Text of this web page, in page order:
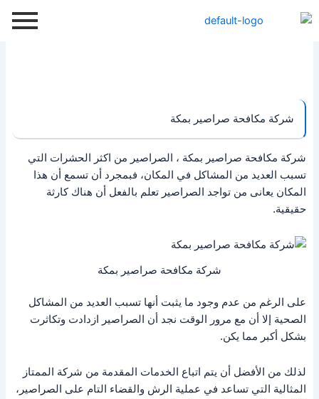
إلى
شركة مكافحة صراصير بمكة
شركة مكافحة صراصير بمكة ، الصراصير من اكثر الحشرات التي
تسبب العديد من المشاكل في المكان، فبمجرد أن تسمع أن هذا
المكان يعانى من تواجد الصراصير تعلم بالفعل أن هناك كارثة
حقيقية.
شركة مكافحة صراصير بمكة
على الرغم من عدم وجود ما يثبت أنها تسبب العديد من المشاكل
الصحية إلا أن مع مرور الوقت نجد أن الصراصير ازدادت وتكاثرت
بشكل أكبر مما يكن.
لذلك من الأفضل أن يتم اتباع الخدمات المقدمة من شركة الممتاز
المثالية التي تساعد في عملية الرش والقضاء التام على الصراصير،